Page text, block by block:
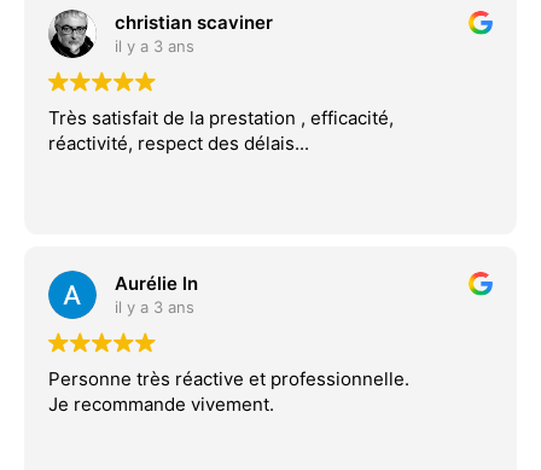
christian scaviner
il y a 3 ans
Très satisfait de la prestation , efficacité,
réactivité, respect des délais...
Aurélie ln
il y a 3 ans
Personne très réactive et professionnelle.
Je recommande vivement.